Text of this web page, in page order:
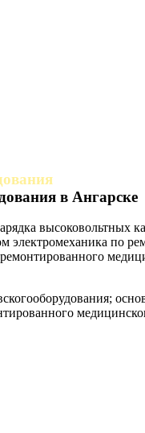
в Ангарске
высоковольтных
электромеханика по